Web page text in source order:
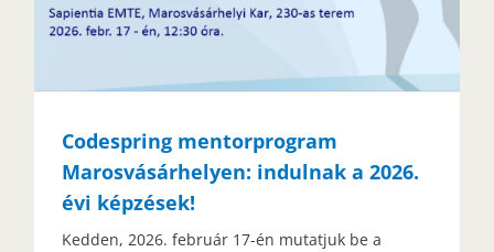
Codespring mentorprogram
Marosvásárhelyen: indulnak a 2026.
évi képzések!
Kedden, 2026. február 17-én mutatjuk be a